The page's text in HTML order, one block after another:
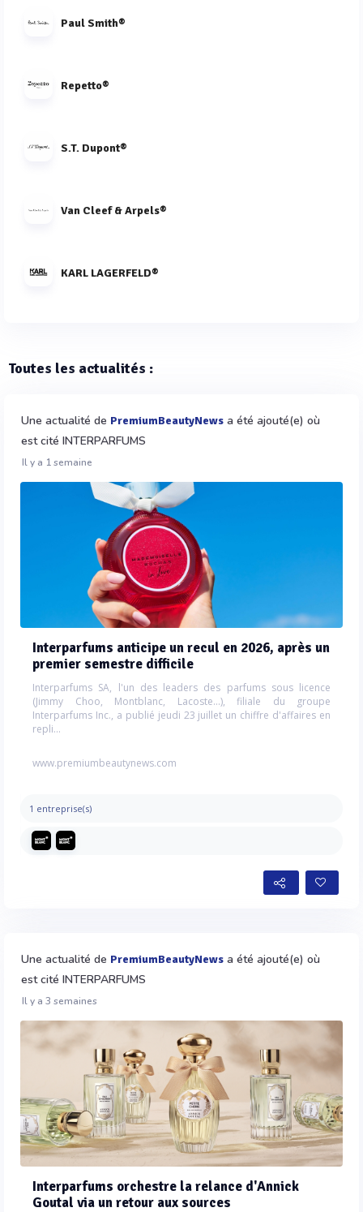
Paul Smith®
Repetto®
S.T. Dupont®
Van Cleef & Arpels®
KARL LAGERFELD®
Toutes les actualités :
Une actualité de PremiumBeautyNews a été ajouté(e) où
est cité INTERPARFUMS
Il y a 1 semaine
Interparfums anticipe un recul en 2026, après un
premier semestre difficile
Interparfums SA, l'un des leaders des parfums sous licence
(Jimmy Choo, Montblanc, Lacoste...), filiale du groupe
Interparfums Inc., a publié jeudi 23 juillet un chiffre d'affaires en
repli...
www.premiumbeautynews.com
1 entreprise(s)
Une actualité de PremiumBeautyNews a été ajouté(e) où
est cité INTERPARFUMS
Il y a 3 semaines
Interparfums orchestre la relance d'Annick
Goutal via un retour aux sources